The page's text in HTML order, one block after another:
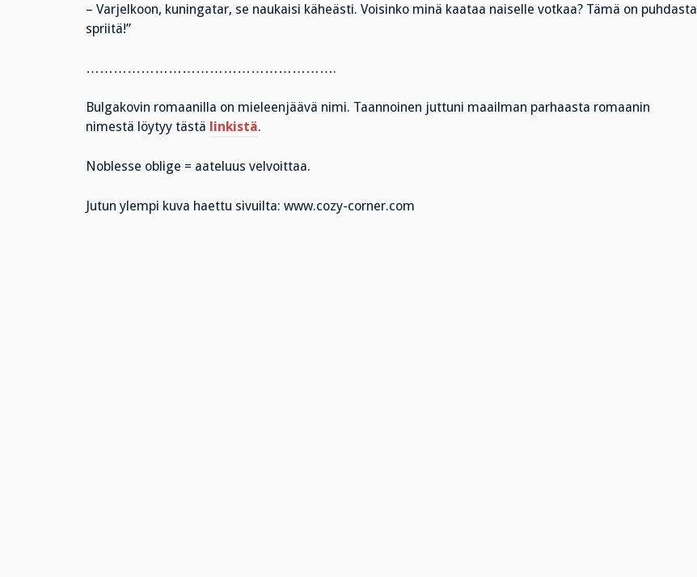
– Varjelkoon, kuningatar, se naukaisi käheästi. Voisinko minä kaataa naiselle votkaa? Tämä on puhdasta
spriitä!”
……………………………………………….
Bulgakovin romaanilla on mieleenjäävä nimi. Taannoinen juttuni maailman parhaasta romaanin
nimestä löytyy tästä linkistä.
Noblesse oblige = aateluus velvoittaa.
Jutun ylempi kuva haettu sivuilta: www.cozy-corner.com